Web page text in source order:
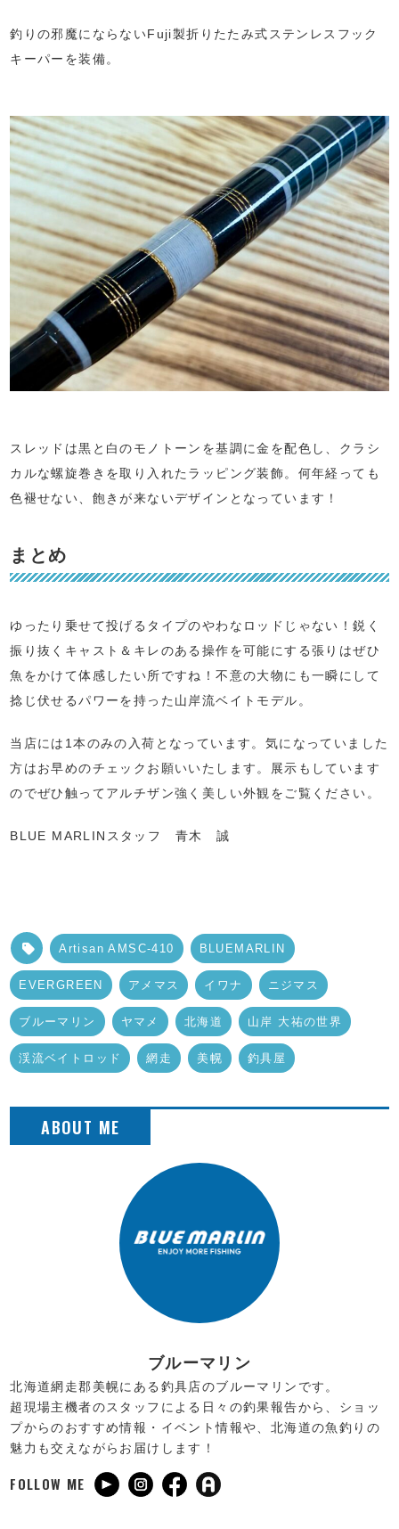
釣りの邪魔にならないFuji製折りたたみ式ステンレスフック
キーパーを装備。
スレッドは黒と白のモノトーンを基調に金を配色し、クラシ
カルな螺旋巻きを取り入れたラッピング装飾。何年経っても
色褪せない、飽きが来ないデザインとなっています！
まとめ
ゆったり乗せて投げるタイプのやわなロッドじゃない！鋭く
振り抜くキャスト＆キレのある操作を可能にする張りはぜひ
魚をかけて体感したい所ですね！不意の大物にも一瞬にして
捻じ伏せるパワーを持った山岸流ベイトモデル。
当店には1本のみの入荷となっています。気になっていました
方はお早めのチェックお願いいたします。展示もしています
のでぜひ触ってアルチザン強く美しい外観をご覧ください。
BLUE MARLINスタッフ 青木 誠
Artisan AMSC-410 BLUEMARLIN
EVERGREEN アメマス イワナ ニジマス
ブルーマリン ヤマメ 北海道 山岸 大祐の世界
渓流ベイトロッド 網走 美幌 釣具屋
ブルーマリン
北海道網走郡美幌にある釣具店のブルーマリンです。
超現場主機者のスタッフによる日々の釣果報告から、ショッ
プからのおすすめ情報・イベント情報や、北海道の魚釣りの
魅力も交えながらお届けします！
FOLLOW ME